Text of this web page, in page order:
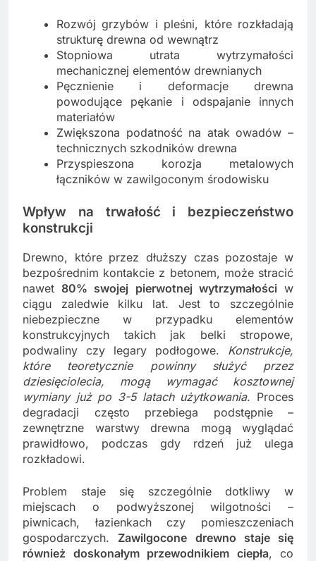
Rozwój grzybów i pleśni, które rozkładają
strukturę drewna od wewnątrz
Stopniowa utrata wytrzymałości
mechanicznej elementów drewnianych
Pęcznienie i deformacje drewna
powodujące pękanie i odspajanie innych
materiałów
Zwiększona podatność na atak owadów –
technicznych szkodników drewna
Przyspieszona korozja metalowych
łączników w zawilgoconym środowisku
Wpływ na trwałość i bezpieczeństwo
konstrukcji
Drewno, które przez dłuższy czas pozostaje w
bezpośrednim kontakcie z betonem, może stracić
nawet80% swojej pierwotnej wytrzymałościw
ciągu zaledwie kilku lat. Jest to szczególnie
niebezpieczne w przypadku elementów
konstrukcyjnych takich jak belki stropowe,
podwaliny czy legary podłogowe. Konstrukcje,
które teoretycznie powinny służyć przez
dziesięciolecia, mogą wymagać kosztownej
wymiany już po 3-5 latach użytkowania. Proces
degradacji często przebiega podstępnie –
zewnętrzne warstwy drewna mogą wyglądać
prawidłowo, podczas gdy rdzeń już ulega
rozkładowi.
Problem staje się szczególnie dotkliwy w
miejscach o podwyższonej wilgotności –
piwnicach, łazienkach czy pomieszczeniach
gospodarczych. Zawilgocone drewno staje się
również doskonałym przewodnikiem ciepła, co